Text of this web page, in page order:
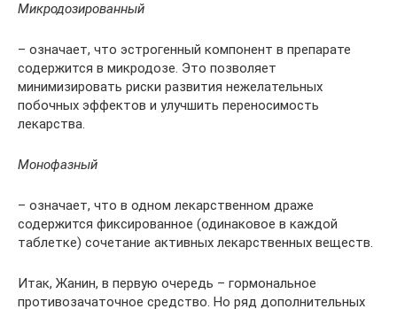
Микродозированный
– означает, что эстрогенный компонент в препарате
содержится в микродозе. Это позволяет
минимизировать риски развития нежелательных
побочных эффектов и улучшить переносимость
лекарства.
Монофазный
– означает, что в одном лекарственном драже
содержится фиксированное (одинаковое в каждой
таблетке) сочетание активных лекарственных веществ.
Итак, Жанин, в первую очередь – гормональное
противозачаточное средство. Но ряд дополнительных